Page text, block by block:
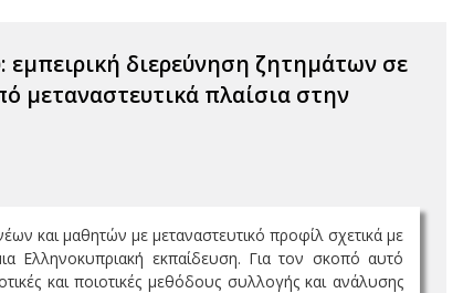
εμπειρική διερεύνηση ζητημάτων σε
μεταναστευτικά πλαίσια στην
και μαθητών με μεταναστευτικό προφίλ σχετικά με
Ελληνοκυπριακή εκπαίδευση. Για τον σκοπό αυτό
και ποιοτικές μεθόδους συλλογής και ανάλυσης